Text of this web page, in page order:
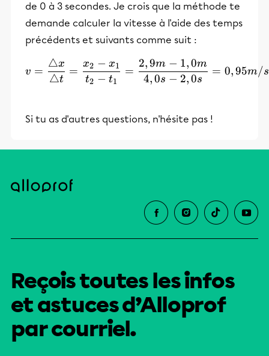
de 0 à 3 secondes. Je crois que la méthode te
demande calculer la vitesse à l'aide des temps
précédents et suivants comme suit :
v=\frac{\triangle
v =
△t
△x
=
t2 − t1
x2 − x1 =
4,0s − 2,0s
2,9m − 1,0m
= 0,95m/s
Si tu as d'autres questions, n'hésite pas !
Reçois toutes les infos
et astuces d’Alloprof
par courriel.